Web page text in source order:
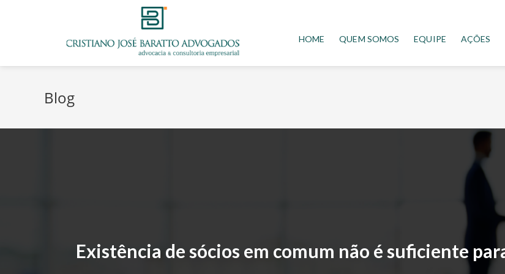
HOME QUEM SOMOS EQUIPE AÇÕES
Blog
Existência de sócios em comum não é suficiente